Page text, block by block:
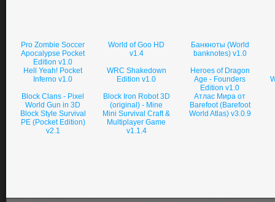
Pro Zombie Soccer
Apocalypse Pocket
Edition v1.0
World of Goo HD
v1.4
Банкноты (World
banknotes) v1.0
Hell Yeah! Pocket
Inferno v1.0
WRC Shakedown
Edition v1.0
Heroes of Dragon
Age - Founders
Edition v1.0
Block Clans - Pixel
World Gun in 3D
Block Style Survival
PE (Pocket Edition)
v2.1
Block Iron Robot 3D
(original) - Mine
Mini Survival Craft &
Multiplayer Game
v1.1.4
Атлас Мира от
Barefoot (Barefoot
World Atlas) v3.0.9